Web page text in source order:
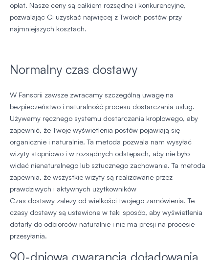
opłat. Nasze ceny są całkiem rozsądne i konkurencyjne,
pozwalając Ci uzyskać najwięcej z Twoich postów przy
najmniejszych kosztach.
Normalny czas dostawy
W Fansorii zawsze zwracamy szczególną uwagę na
bezpieczeństwo i naturalność procesu dostarczania usług.
Używamy ręcznego systemu dostarczania kroplowego, aby
zapewnić, że Twoje wyświetlenia postów pojawiają się
organicznie i naturalnie. Ta metoda pozwala nam wysyłać
wizyty stopniowo i w rozsądnych odstępach, aby nie było
widać nienaturalnego lub sztucznego zachowania. Ta metoda
zapewnia, że wszystkie wizyty są realizowane przez
prawdziwych i aktywnych użytkowników
Czas dostawy zależy od wielkości twojego zamówienia. Te
czasy dostawy są ustawione w taki sposób, aby wyświetlenia
dotarły do odbiorców naturalnie i nie ma presji na procesie
przesyłania.